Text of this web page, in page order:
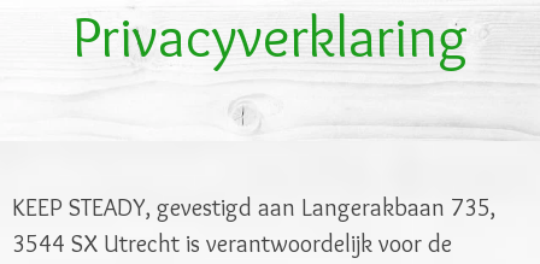
Privacyverklaring
KEEP STEADY, gevestigd aan Langerakbaan 735,
3544 SX Utrecht is verantwoordelijk voor de